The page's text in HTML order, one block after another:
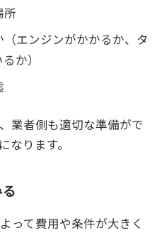
所
エンジンがかかるか、タ
か）
業者側も適切な準備がで
なります。
って費用や条件が大きく